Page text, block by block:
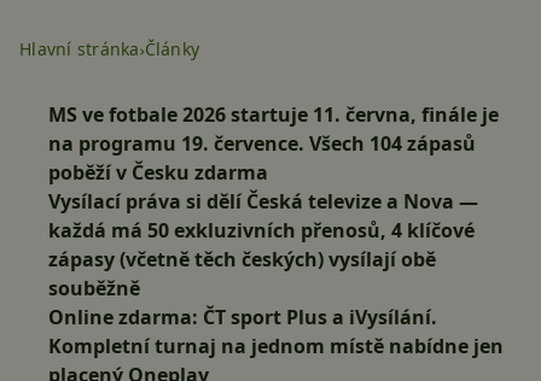
Hlavní stránka Články
MS ve fotbale 2026 startuje 11. června, finále je
na programu 19. července. Všech 104 zápasů
poběží v Česku zdarma
Vysílací práva si dělí Česká televize a Nova —
každá má 50 exkluzivních přenosů, 4 klíčové
zápasy (včetně těch českých) vysílají obě
souběžně
Online zdarma: ČT sport Plus a iVysílání.
Kompletní turnaj na jednom místě nabídne jen
placený Oneplay